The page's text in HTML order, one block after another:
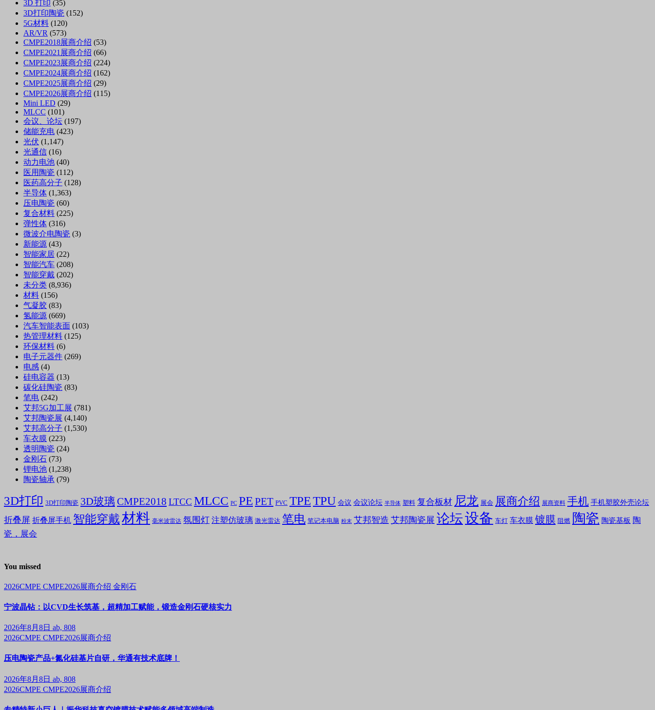
3D 打印 (35)
3D打印陶瓷 (152)
5G材料 (120)
AR/VR (573)
CMPE2018展商介绍 (53)
CMPE2021展商介绍 (66)
CMPE2023展商介绍 (224)
CMPE2024展商介绍 (162)
CMPE2025展商介绍 (29)
CMPE2026展商介绍 (115)
Mini LED (29)
MLCC (101)
会议、论坛 (197)
储能充电 (423)
光伏 (1,147)
光通信 (16)
动力电池 (40)
医用陶瓷 (112)
医药高分子 (128)
半导体 (1,363)
压电陶瓷 (60)
复合材料 (225)
弹性体 (316)
微波介电陶瓷 (3)
新能源 (43)
智能家居 (22)
智能汽车 (208)
智能穿戴 (202)
未分类 (8,936)
材料 (156)
气凝胶 (83)
氢能源 (669)
汽车智能表面 (103)
热管理材料 (125)
环保材料 (6)
电子元器件 (269)
电感 (4)
硅电容器 (13)
碳化硅陶瓷 (83)
笔电 (242)
艾邦5G加工展 (781)
艾邦陶瓷展 (4,140)
艾邦高分子 (1,530)
车衣膜 (223)
透明陶瓷 (24)
金刚石 (73)
锂电池 (1,238)
陶瓷轴承 (79)
3D打印 3D打印陶瓷 3D玻璃 CMPE2018 LTCC MLCC PC PE PET PVC TPETPU 会议 会议论坛 半导体 塑料 复合板材 尼龙 展会 展商介绍 展商资料 手机 手机塑胶外壳论坛
折叠屏 折叠屏手机 智能穿戴材料 毫米波雷达 氛围灯 注塑仿玻璃 激光雷达 笔电 笔记本电脑 粉末 艾邦智造 艾邦陶瓷展 论坛设备 车灯 车衣膜 镀膜 阻燃 陶瓷 陶瓷基板 陶
瓷，展会
You missed
2026CMPE CMPE2026展商介绍 金刚石
宁波晶钻：以CVD生长筑基，超精加工赋能，锻造金刚石硬核实力
2026年8月8日 ab, 808
2026CMPE CMPE2026展商介绍
压电陶瓷产品+氮化硅基片自研，华通有技术底牌！
2026年8月8日 ab, 808
2026CMPE CMPE2026展商介绍